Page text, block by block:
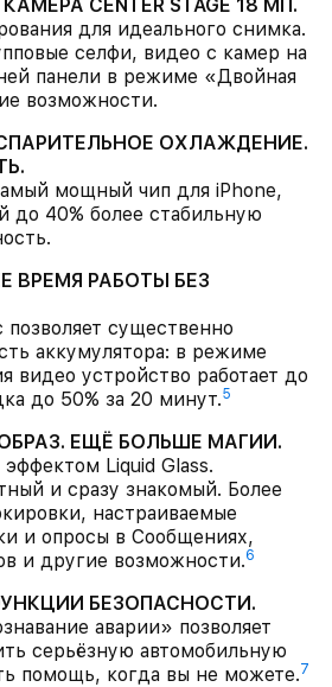
CENTER STAGE 18 МП.
для идеального снимка.
селфи, видео с камер на
панели в режиме «Двойная
возможности.
ОХЛАЖДЕНИЕ.
мощный чип для iPhone,
до 40% более стабильную
ВРЕМЯ РАБОТЫ БЕЗ
существенно
аккумулятора: в режиме
видео устройство работает до
до 50% за 20 минут.5
ЕЩЁ БОЛЬШЕ МАГИИ.
Liquid Glass.
и сразу знакомый. Более
настраиваемые
и опросы в Сообщениях,
и другие возможности.6
БЕЗОПАСНОСТИ.
аварии» позволяет
серьёзную автомобильную
помощь, когда вы не можете.7